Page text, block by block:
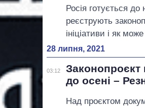
Росія готується
реєструють
ініціативи і як
28 липня, 2021
03:12
Законопроєкт
до осені –
Над проєктом